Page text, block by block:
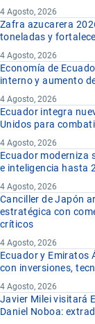
4 Agosto, 2026
Zafra azucarera
toneladas y
4 Agosto, 2026
Economía de
interno y aumento
4 Agosto, 2026
Ecuador integra
Unidos para
4 Agosto, 2026
Ecuador moderniza
e inteligencia hasta
4 Agosto, 2026
Canciller de Japón
estratégica con
críticos
4 Agosto, 2026
Ecuador y Emiratos
con inversiones,
4 Agosto, 2026
Javier Milei visitará
Daniel Noboa: